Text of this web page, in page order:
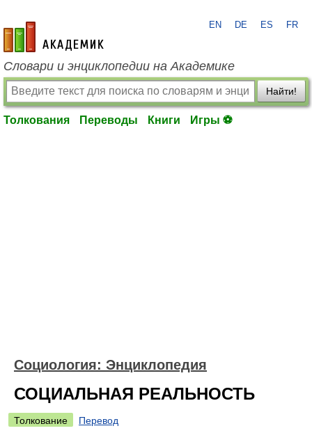
academic.ru
EN DE ES FR
Словари и энциклопедии на Академике
Найти!
Толкования Переводы Книги Игры ⚽
Социология: Энциклопедия
СОЦИАЛЬНАЯ РЕАЛЬНОСТЬ
Толкование
Перевод